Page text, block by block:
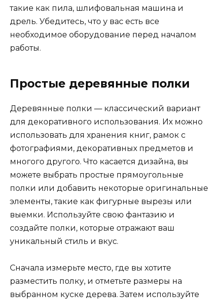
такие как пила, шлифовальная машина и
дрель. Убедитесь, что у вас есть все
необходимое оборудование перед началом
работы.
Простые деревянные полки
Деревянные полки — классический вариант
для декоративного использования. Их можно
использовать для хранения книг, рамок с
фотографиями, декоративных предметов и
многого другого. Что касается дизайна, вы
можете выбрать простые прямоугольные
полки или добавить некоторые оригинальные
элементы, такие как фигурные вырезы или
выемки. Используйте свою фантазию и
создайте полки, которые отражают ваш
уникальный стиль и вкус.
Сначала измерьте место, где вы хотите
разместить полку, и отметьте размеры на
выбранном куске дерева. Затем используйте